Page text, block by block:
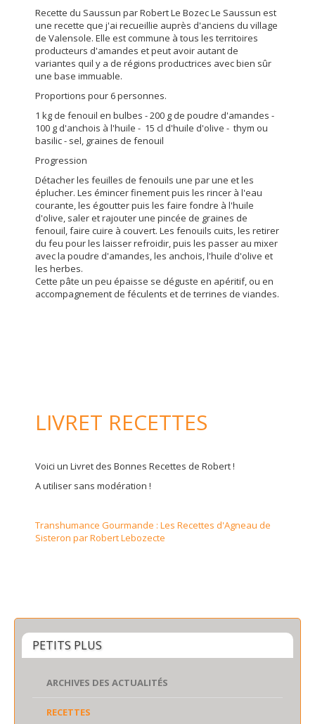
Recette du Saussun par Robert Le Bozec Le Saussun est
une recette que j'ai recueillie auprès d'anciens du village
de Valensole. Elle est commune à tous les territoires
producteurs d'amandes et peut avoir autant de
variantes quil y a de régions productrices avec bien sûr
une base immuable.
Proportions pour 6 personnes.
1 kg de fenouil en bulbes - 200 g de poudre d'amandes -
100 g d'anchois à l'huile - 15 cl d'huile d'olive - thym ou
basilic - sel, graines de fenouil
Progression
Détacher les feuilles de fenouils une par une et les
éplucher. Les émincer finement puis les rincer à l'eau
courante, les égoutter puis les faire fondre à l'huile
d'olive, saler et rajouter une pincée de graines de
fenouil, faire cuire à couvert. Les fenouils cuits, les retirer
du feu pour les laisser refroidir, puis les passer au mixer
avec la poudre d'amandes, les anchois, l'huile d'olive et
les herbes.
Cette pâte un peu épaisse se déguste en apéritif, ou en
accompagnement de féculents et de terrines de viandes.
LIVRET RECETTES
Voici un Livret des Bonnes Recettes de Robert !
A utiliser sans modération !
Transhumance Gourmande : Les Recettes d'Agneau de
Sisteron par Robert Lebozecte
PETITS PLUS
ARCHIVES DES ACTUALITÉS
RECETTES